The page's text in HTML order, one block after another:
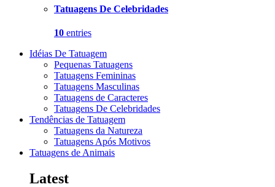
Tatuagens De Celebridades
10 entries
Idéias De Tatuagem
Pequenas Tatuagens
Tatuagens Femininas
Tatuagens Masculinas
Tatuagens de Caracteres
Tatuagens De Celebridades
Tendências de Tatuagem
Tatuagens da Natureza
Tatuagens Após Motivos
Tatuagens de Animais
Latest